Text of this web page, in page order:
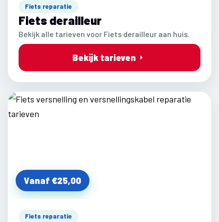
Fiets reparatie
Fiets derailleur
Bekijk alle tarieven voor Fiets derailleur aan huis.
Bekijk tarieven
Vanaf €25,00
Fiets reparatie